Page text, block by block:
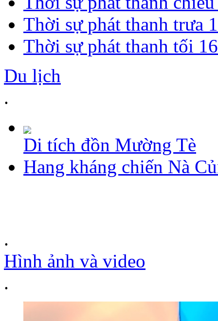
Thời sự phát thanh trưa
Thời sự phát thanh tối
Du lịch
.
Di tích đồn Mường Tè
Hang kháng chiến Nà
.
Hình ảnh và video
.